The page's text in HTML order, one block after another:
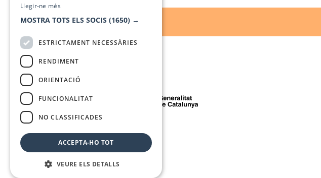
Amb el suport de
Llegir-ne més
MOSTRA TOTS ELS SOCIS (1650) →
ESTRICTAMENT NECESSÀRIES
RENDIMENT
ORIENTACIÓ
FUNCIONALITAT
NO CLASSIFICADES
ACCEPTA-HO TOT
VEURE ELS DETALLS